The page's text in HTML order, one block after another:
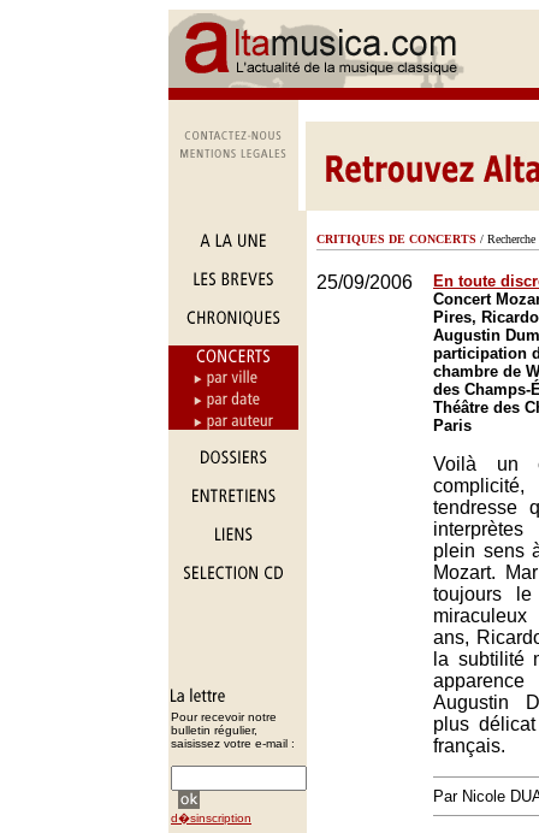
Pour recevoir notre
bulletin régulier,
saisissez votre e-mail :
d�sinscription
CRITIQUES DE CONCERTS / Recherche
25/09/2006
En toute
Concert
Pires,
Augustin
participation
chambre de
des Champs-
Théâtre des
Paris
Voilà un
tendresse
plein sens
Mozart.
toujours le
ans,
la subtilité
Augustin
plus
français.
Par Nicole